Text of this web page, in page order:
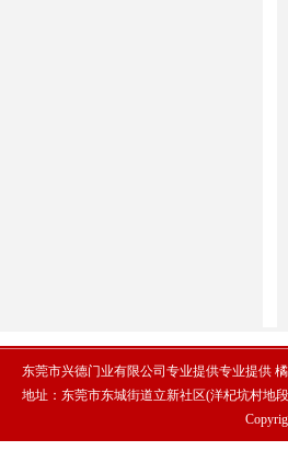
东莞市兴德门业有限公司专业提供专业提供
地址：东莞市东城街道立新社区(洋杞坑村地